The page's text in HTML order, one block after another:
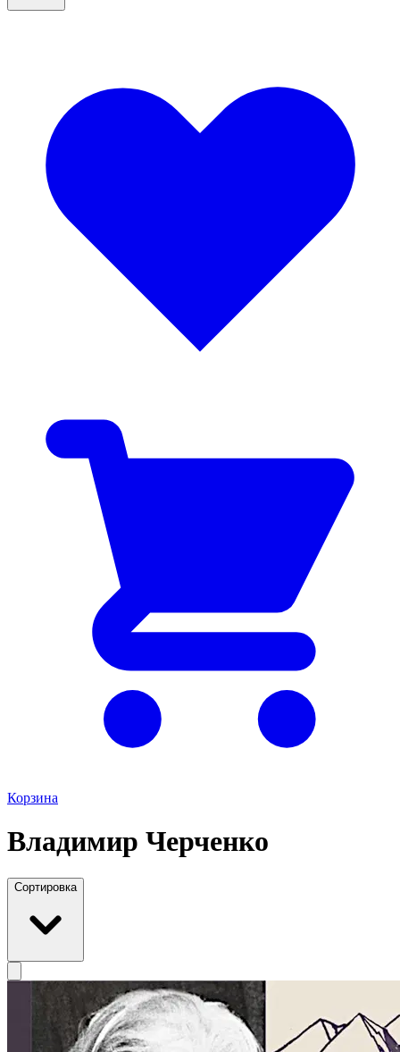
Корзина
Владимир Черченко
Сортировка